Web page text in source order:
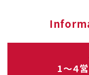
1～４